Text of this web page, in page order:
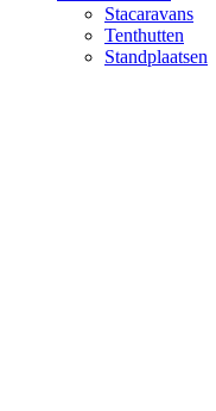
Stacaravans
Tenthutten
Standplaatsen